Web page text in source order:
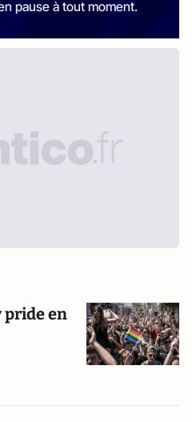
pause à tout moment.
pride en